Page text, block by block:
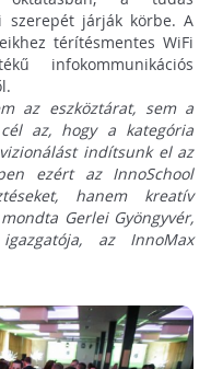
szerepét járják körbe. A
térítésmentes WiFi
infokommunikációs
az eszköztárat, sem a
az, hogy a kategória
indítsunk el az
ezért az InnoSchool
hanem kreatív
Gerlei Gyöngyvér,
az InnoMax